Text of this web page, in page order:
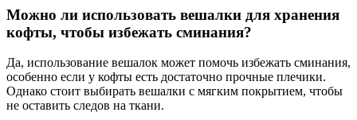
Можно ли использовать вешалки для хранения
кофты, чтобы избежать сминания?
Да, использование вешалок может помочь избежать сминания,
особенно если у кофты есть достаточно прочные плечики.
Однако стоит выбирать вешалки с мягким покрытием, чтобы
не оставить следов на ткани.